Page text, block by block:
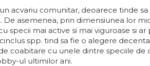
acvariu comunitar, deoarece tinde
De asemenea, prin dimensiunea lor
specii mai active si mai viguroase si
spp. tind sa fie o alegere
coabitare cu unele dintre speciile de
ul ultimilor ani.